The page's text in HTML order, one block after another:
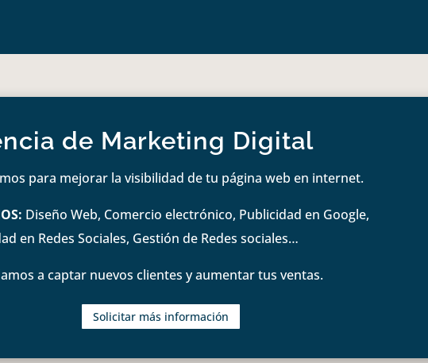
de Marketing Digital
para mejorar la visibilidad de tu página web en internet.
Diseño Web, Comercio electrónico, Publicidad en Google,
en Redes Sociales, Gestión de Redes sociales…
a captar nuevos clientes y aumentar tus ventas.
Solicitar más información